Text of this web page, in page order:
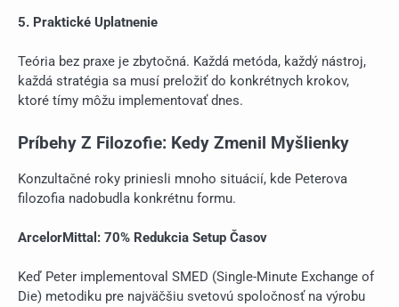
5. Praktické Uplatnenie
Teória bez praxe je zbytočná. Každá metóda, každý nástroj,
každá stratégia sa musí preložiť do konkrétnych krokov,
ktoré tímy môžu implementovať dnes.
Príbehy Z Filozofie: Kedy Zmenil Myšlienky
Konzultačné roky priniesli mnoho situácií, kde Peterova
filozofia nadobudla konkrétnu formu.
ArcelorMittal: 70% Redukcia Setup Časov
Keď Peter implementoval SMED (Single-Minute Exchange of
Die) metodiku pre najväčšiu svetovú spoločnosť na výrobu